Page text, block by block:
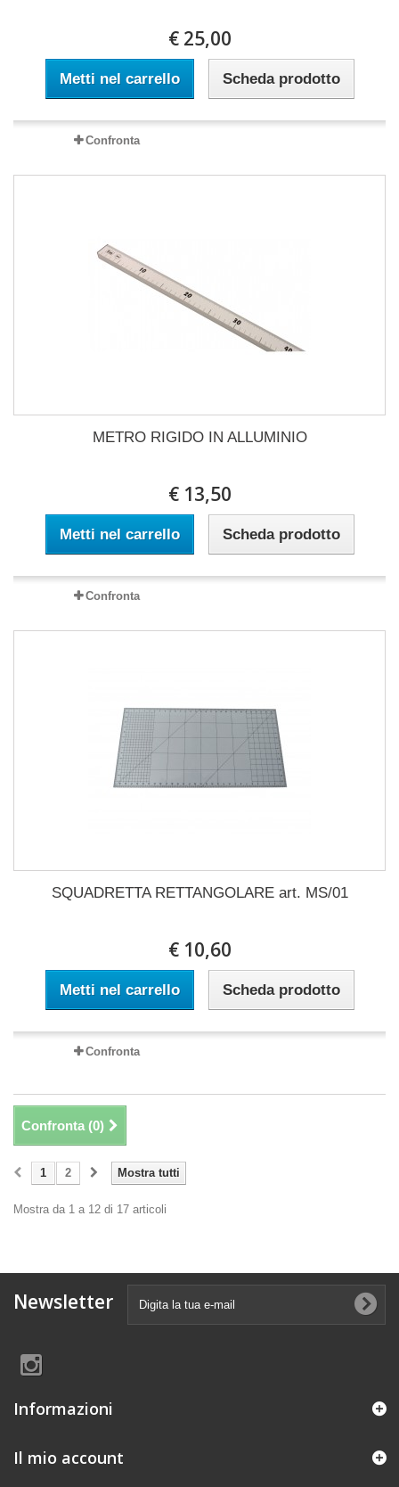
€ 25,00
Metti nel carrello Scheda prodotto
Confronta
METRO RIGIDO IN ALLUMINIO
€ 13,50
Metti nel carrello Scheda prodotto
Confronta
SQUADRETTA RETTANGOLARE art. MS/01
€ 10,60
Metti nel carrello Scheda prodotto
Confronta
Confronta (0)
Mostra tutti
1 2
Mostra da 1 a 12 di 17 articoli
Newsletter
Informazioni
Il mio account